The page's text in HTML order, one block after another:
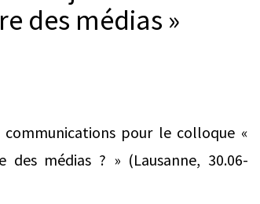
des médias »
pour le colloque «
médias ? » (Lausanne, 30.06-